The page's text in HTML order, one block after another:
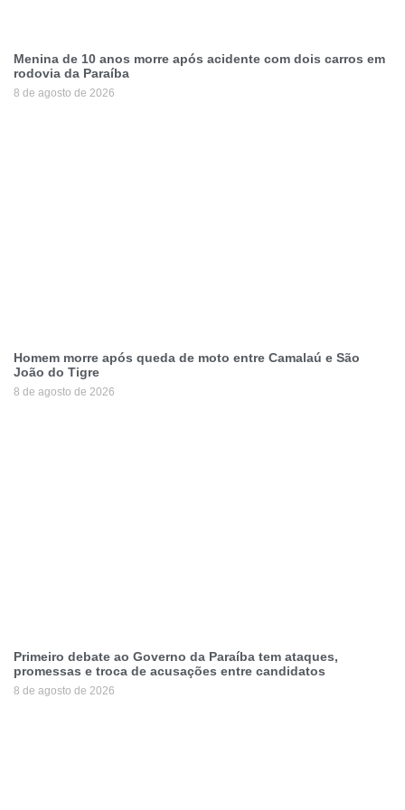
Menina de 10 anos morre após acidente com dois carros em
rodovia da Paraíba
8 de agosto de 2026
Homem morre após queda de moto entre Camalaú e São
João do Tigre
8 de agosto de 2026
Primeiro debate ao Governo da Paraíba tem ataques,
promessas e troca de acusações entre candidatos
8 de agosto de 2026